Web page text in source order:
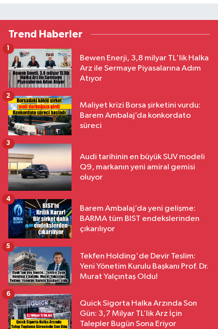
Trend Haberler
Bewen Enerji, 3,8 milyar TL'lik Halka
Arz ile Sermaye Piyasalarına Adım
Atıyor
1
Maliyet krizi Borsa şirketini vurdu:
Barem Ambalaj’da konkordato
süreci
2
Audi tarihinin en büyük SUV modeli
Q9, markanın yeni amiral gemisi
oluyor
3
Barem Ambalaj’da yeni gelişme:
BARMA tüm BIST endekslerinden
çıkarılıyor
4
Tekfen Holding'de Devir Teslim:
Yeni Yönetim Kurulu Başkanı Prof. Dr.
Murat Yalçıntaş Oldu!
5
Quick Sigorta Halka Arzında Son
Gün: 3,7 Milyar TL’lik Arz İçin
Talepler Bugün Sona Eriyor
6